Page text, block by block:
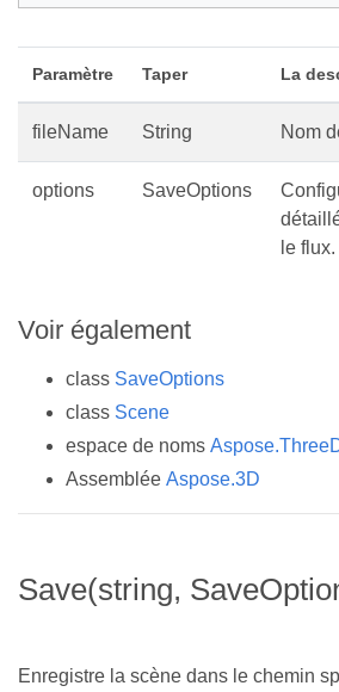
Paramètre Taper La
fileName String Nom
options SaveOptions
le flux.
Voir également
class SaveOptions
class Scene
espace de noms
Assemblée Aspose.3D
Save(string,
Enregistre la scène dans le chemin